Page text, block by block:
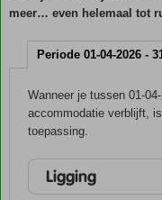
meer… even helemaal tot
Periode 01-04-2026 -
Wanneer je tussen 01-
accommodatie verblijft,
toepassing.
Ligging